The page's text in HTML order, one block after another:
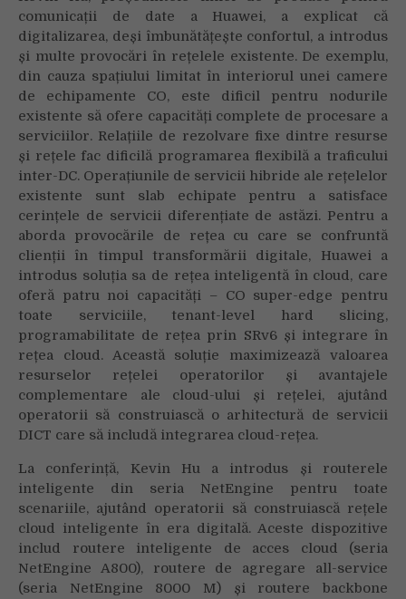
comunicații de date a Huawei, a explicat că
digitalizarea, deși îmbunătățește confortul, a introdus
și multe provocări în rețelele existente. De exemplu,
din cauza spațiului limitat în interiorul unei camere
de echipamente CO, este dificil pentru nodurile
existente să ofere capacități complete de procesare a
serviciilor. Relațiile de rezolvare fixe dintre resurse
și rețele fac dificilă programarea flexibilă a traficului
inter-DC. Operațiunile de servicii hibride ale rețelelor
existente sunt slab echipate pentru a satisface
cerințele de servicii diferențiate de astăzi. Pentru a
aborda provocările de rețea cu care se confruntă
clienții în timpul transformării digitale, Huawei a
introdus soluția sa de rețea inteligentă în cloud, care
oferă patru noi capacități – CO super-edge pentru
toate serviciile, tenant-level hard slicing,
programabilitate de rețea prin SRv6 și integrare în
rețea cloud. Această soluție maximizează valoarea
resurselor rețelei operatorilor și avantajele
complementare ale cloud-ului și rețelei, ajutând
operatorii să construiască o arhitectură de servicii
DICT care să includă integrarea cloud-rețea.
La conferință, Kevin Hu a introdus și routerele
inteligente din seria NetEngine pentru toate
scenariile, ajutând operatorii să construiască rețele
cloud inteligente în era digitală. Aceste dispozitive
includ routere inteligente de acces cloud (seria
NetEngine A800), routere de agregare all-service
(seria NetEngine 8000 M) și routere backbone